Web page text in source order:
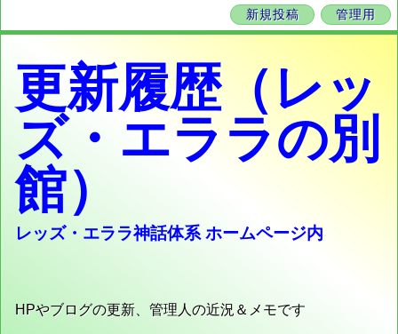
新規投稿 管理用
更新履歴（レッ
ズ・エララの別
館）
レッズ・エララ神話体系 ホームページ内
HPやブログの更新、管理人の近況＆メモです